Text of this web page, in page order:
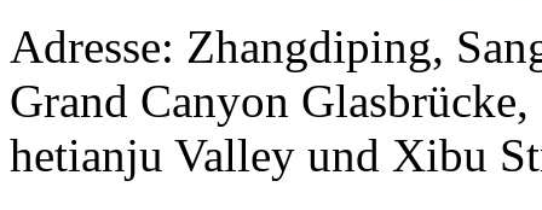
Adresse: Zhangdiping,
Grand Canyon
hetianju Valley und Xibu